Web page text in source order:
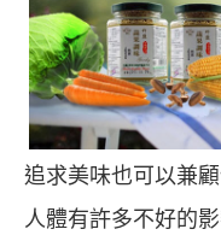
追求美味也可以兼
人體有許多不好的